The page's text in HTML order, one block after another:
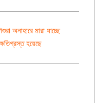
অনাহারে মারা যাচ্ছে
হয়েছে